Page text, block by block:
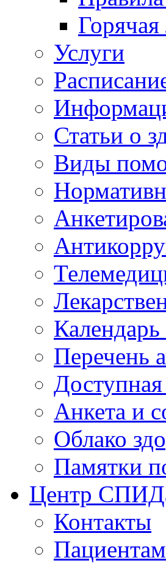
Услуги
Статьи о
Виды
Перечень
Доступная
Анкета и
Облако
Памятки
Центр
Контакты
Пациентам